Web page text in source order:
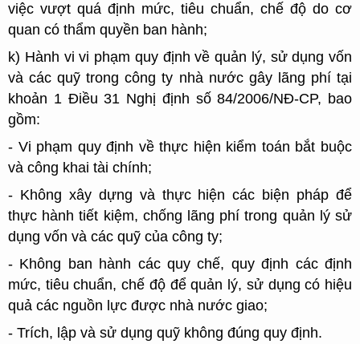
việc vượt quá định mức, tiêu chuẩn, chế độ do cơ
quan có thẩm quyền ban hành;
k) Hành vi vi phạm quy định về quản lý, sử dụng vốn
và các quỹ trong công ty nhà nước gây lãng phí tại
khoản 1 Điều 31 Nghị định số 84/2006/NĐ-CP, bao
gồm:
- Vi phạm quy định về thực hiện kiểm toán bắt buộc
và công khai tài chính;
- Không xây dựng và thực hiện các biện pháp để
thực hành tiết kiệm, chống lãng phí trong quản lý sử
dụng vốn và các quỹ của công ty;
- Không ban hành các quy chế, quy định các định
mức, tiêu chuẩn, chế độ để quản lý, sử dụng có hiệu
quả các nguồn lực được nhà nước giao;
- Trích, lập và sử dụng quỹ không đúng quy định.